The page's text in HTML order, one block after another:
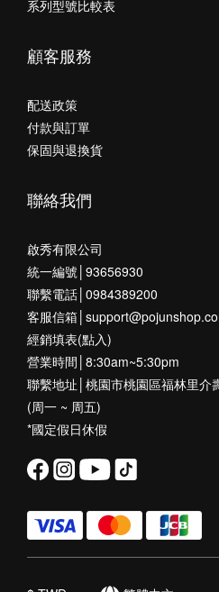
系列型號比較表
顧客服務
配送政策
付款與訂單
保固與退換貨
聯絡我們
啟秀有限公司
統一編號│93656930
聯繫電話│0984389200
客服信箱
經銷填表(點入)
營業時間│8:30am~5:30pm
聯繫地址│桃園市桃園區福林里介
(周一 ~ 周五)
*國定假日休假